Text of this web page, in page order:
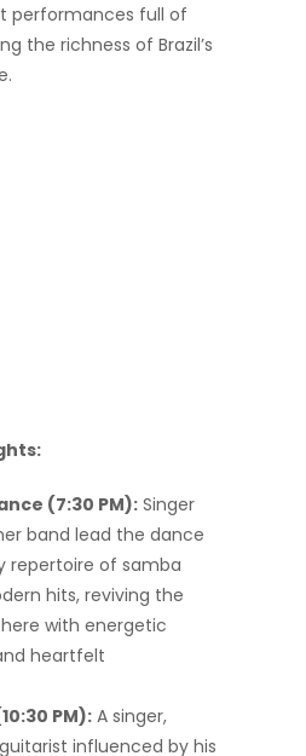
performances full of
the richness of Brazil’s
(7:30 PM): Singer
band lead the dance
repertoire of samba
hits, reviving the
with energetic
heartfelt
PM): A singer,
influenced by his